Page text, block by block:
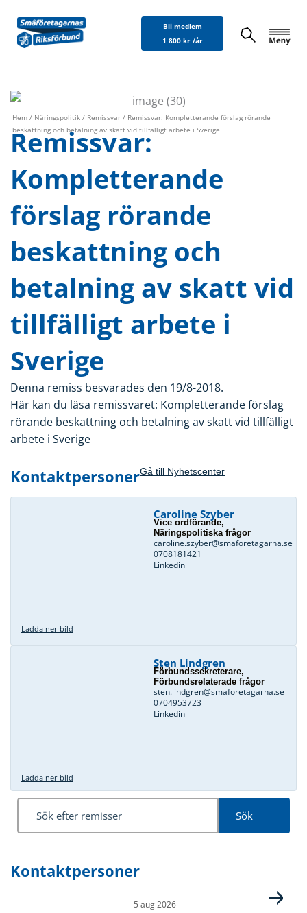
innehåll
Bli medlem
1 800 kr /år
Hem / Näringspolitik / Remissvar / Remissvar: Kompletterande förslag rörande
beskattning och betalning av skatt vid tillfälligt arbete i Sverige
Remissvar:
Kompletterande
förslag rörande
beskattning och
betalning av skatt vid
tillfälligt arbete i
Sverige
Denna remiss besvarades den 19/8-2018.
Här kan du läsa remissvaret: Kompletterande förslag
rörande beskattning och betalning av skatt vid tillfälligt
arbete i Sverige
KontaktpersonerGå till Nyhetscenter
Caroline Szyber
Vice ordförande,
Näringspolitiska frågor
caroline.szyber@smaforetagarna.se
0708181421
Linkedin
Ladda ner bild
Sten Lindgren
Förbundssekreterare,
Förbundsrelaterade frågor
sten.lindgren@smaforetagarna.se
0704953723
Linkedin
Ladda ner bild
Sök
Kontaktpersoner
5 aug 2026
Sida Sida